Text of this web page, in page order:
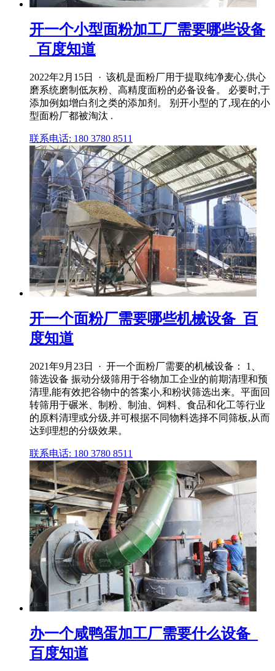
开一个小型面粉加工厂需要哪些设备
_百度知道
2022年2月15日 · 该机是面粉厂用于提取纯净麦心,供心
磨系统磨制低灰粉、高精度面粉的必备设备。 必要时,于
添加例如增白剂之类的添加剂。 别开小型的了,现在的小
型面粉厂都被淘汰 .
联系电话: 180 3780 8511
开一个面粉厂需要哪些机械设备_百
度知道
2021年9月23日 · 开一个面粉厂需要的机械设备： 1、
筛选设备 振动分级筛用于谷物加工企业的前期清理和预
清理,能有效把谷物中的答案小,和粉状筛选出来。平面回
转筛用于碾米、制粉、制油、饲料、食品和化工等行业
的原料清理或分级,并可根据不同物料选择不同筛板,从而
达到理想的分级效果。
联系电话: 180 3780 8511
办一个咸鸭蛋加工厂需要什么设备_
百度知道